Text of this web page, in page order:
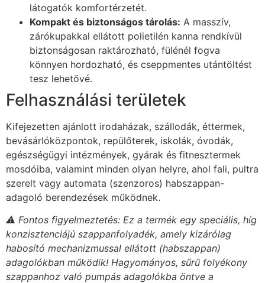
látogatók komfortérzetét.
Kompakt és biztonságos tárolás: A masszív,
zárókupakkal ellátott polietilén kanna rendkívül
biztonságosan raktározható, fülénél fogva
könnyen hordozható, és cseppmentes utántöltést
tesz lehetővé.
Felhasználási területek
Kifejezetten ajánlott irodaházak, szállodák, éttermek,
bevásárlóközpontok, repülőterek, iskolák, óvodák,
egészségügyi intézmények, gyárak és fitnesztermek
mosdóiba, valamint minden olyan helyre, ahol fali, pultra
szerelt vagy automata (szenzoros) habszappan-
adagoló berendezések működnek.
⚠️ Fontos figyelmeztetés: Ez a termék egy speciális, híg
konzisztenciájú szappanfolyadék, amely kizárólag
habosító mechanizmussal ellátott (habszappan)
adagolókban működik! Hagyományos, sűrű folyékony
szappanhoz való pumpás adagolókba öntve a